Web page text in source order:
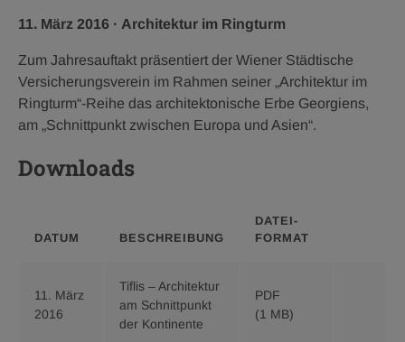
Veröffentlichungsdatum:
11. März 2016 · Kategorie:
Architektur im Ringturm
Zum Jahresauftakt präsentiert der Wiener Städtische
Versicherungsverein im Rahmen seiner „Architektur im
Ringturm“-Reihe das architektonische Erbe Georgiens,
am „Schnittpunkt zwischen Europa und Asien“.
Downloads
DATUM BESCHREIBUNG
DATEI­
FORMAT
11. März
2016
Tiflis – Architektur
am Schnittpunkt
der Kontinente
PDF
(1 MB)